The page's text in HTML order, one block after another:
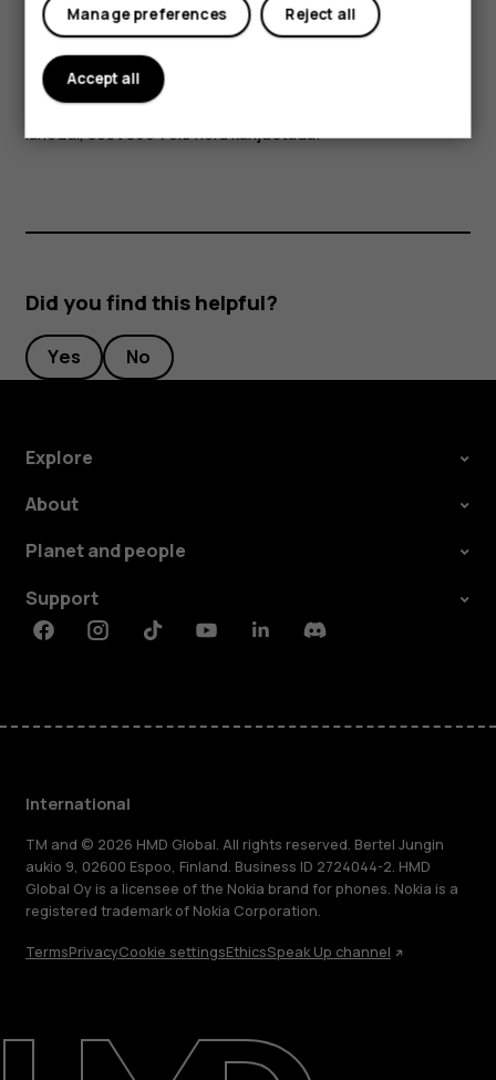
Repair, reuse, recycle
Sustainability
peakomplekti, olge helitugevusega ettevaatlik.
Mõni seadme osa on magnetiline. Seadme ja metallosade
vahel võib tekkida magnetiline tõmme. Ärge hoidke
krediitkaarte või teisi magnetribakaarte liiga pikalt seadme
lähedal, sest see võib neid kahjustada.
Did you find this helpful?
Yes No
Explore
About
Planet and people
Support
FacebookInstagramTiktokYoutubeLinkedinDiscord
International
TM and © 2026 HMD Global. All rights reserved. Bertel Jungin
aukio 9, 02600 Espoo, Finland. Business ID 2724044-2. HMD
Global Oy is a licensee of the Nokia brand for phones. Nokia is a
registered trademark of Nokia Corporation.
TermsPrivacyCookie settingsEthicsSpeak Up channel
Reject all
Manage preferences
Accept all